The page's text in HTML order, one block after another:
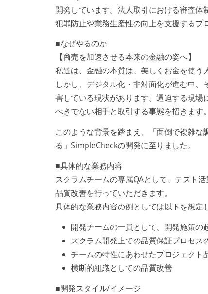
開発しています。法人取引における審査
犯罪防止や業務生産性の向上を支援するプ
■なぜやるのか
【商売を加速させる本来の金融の姿へ】
私達は、金融の本質は、美しくお金を使う
しかし、デジタル化・非対面化が進む中
害している現状があります。逼迫する現
べきでない相手と取引する事態を招きます。
このような背景を踏まえ、「面倒で複雑
る」SimpleCheckの開発に至りました。
■具体的な業務内容
スクラムチームの専属QAとして、テスト
品質改善を行っていただきます。
具体的な業務内容の例としては以下を想定
開発チームの一員として、開発施策
スクラム開発上での品質保証プロセス
チームの特性にあわせたプロジェク
横断的組織としての品質改善
■開発スタイル/イメージ